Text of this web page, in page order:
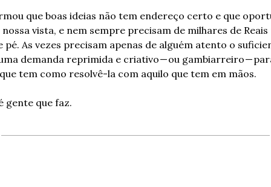
que boas ideias não tem endereço certo e que
vista, e nem sempre precisam de milhares de
pé. As vezes precisam apenas de alguém atento o
demanda reprimida e criativo — ou gambiarreiro —
tem como resolvê-la com aquilo que tem em mãos.
gente que faz.